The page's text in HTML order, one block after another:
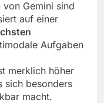
Gemini sind
auf einer
Aufgaben
merklich höher
sich besonders
macht.